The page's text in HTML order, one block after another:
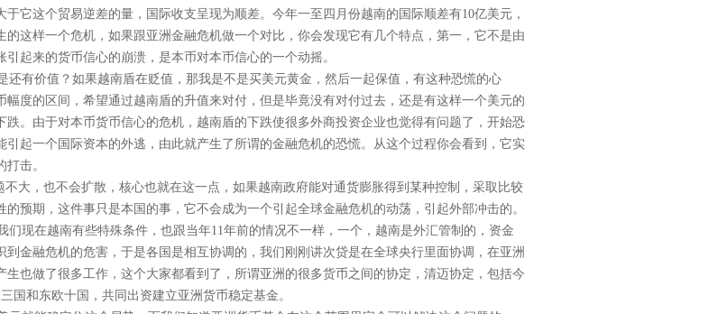
它这个贸易逆差的量，国际收支呈现为顺差。今年一至四月份越南的国际顺差有10亿美元，
这样一个危机，如果跟亚洲金融危机做一个对比，你会发现它有几个特点，第一，它不是由
起来的货币信心的崩溃，是本币对本币信心的一个动摇。
有价值？如果越南盾在贬值，那我是不是买美元黄金，然后一起保值，有这种恐慌的心
度的区间，希望通过越南盾的升值来对付，但是毕竟没有对付过去，还是有这样一个美元的
。由于对本币货币信心的危机，越南盾的下跌使很多外商投资企业也觉得有问题了，开始恐
起一个国际资本的外逃，由此就产生了所谓的金融危机的恐慌。从这个过程你会看到，它实
击。
大，也不会扩散，核心也就在这一点，如果越南政府能对通货膨胀得到某种控制，采取比较
预期，这件事只是本国的事，它不会成为一个引起全球金融危机的动荡，引起外部冲击的。
现在越南有些特殊条件，也跟当年11年前的情况不一样，一个，越南是外汇管制的，资金
金融危机的危害，于是各国是相互协调的，我们刚刚讲次贷是在全球央行里面协调，在亚洲
也做了很多工作，这个大家都看到了，所谓亚洲的很多货币之间的协定，清迈协定，包括今
国和东欧十国，共同出资建立亚洲货币稳定基金。